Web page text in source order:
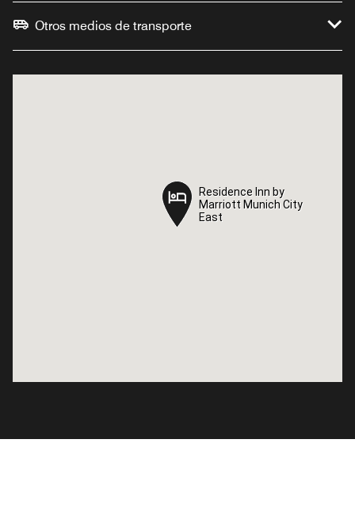
Otros medios de transporte
Residence Inn by
Marriott Munich City
East
Residence Inn by
Marriott Munich City
East